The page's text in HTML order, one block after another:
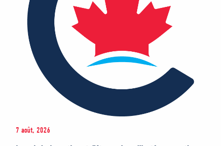
7 août, 2026